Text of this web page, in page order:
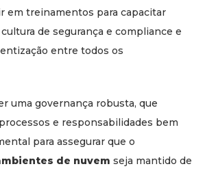
em treinamentos para capacitar
de segurança e compliance e
entre todos os
uma governança robusta, que
e responsabilidades bem
para assegurar que o
de nuvem seja mantido de